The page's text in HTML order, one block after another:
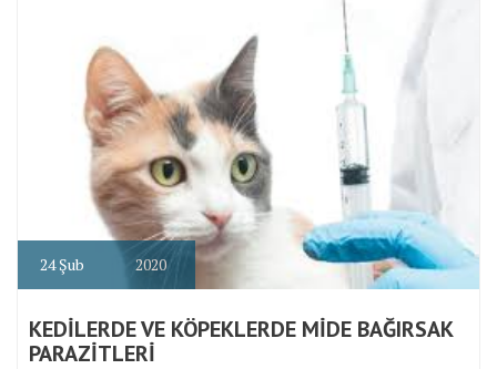
24Şub 2020
KEDİLERDE VE KÖPEKLERDE MİDE BAĞIRSAK
PARAZİTLERİ